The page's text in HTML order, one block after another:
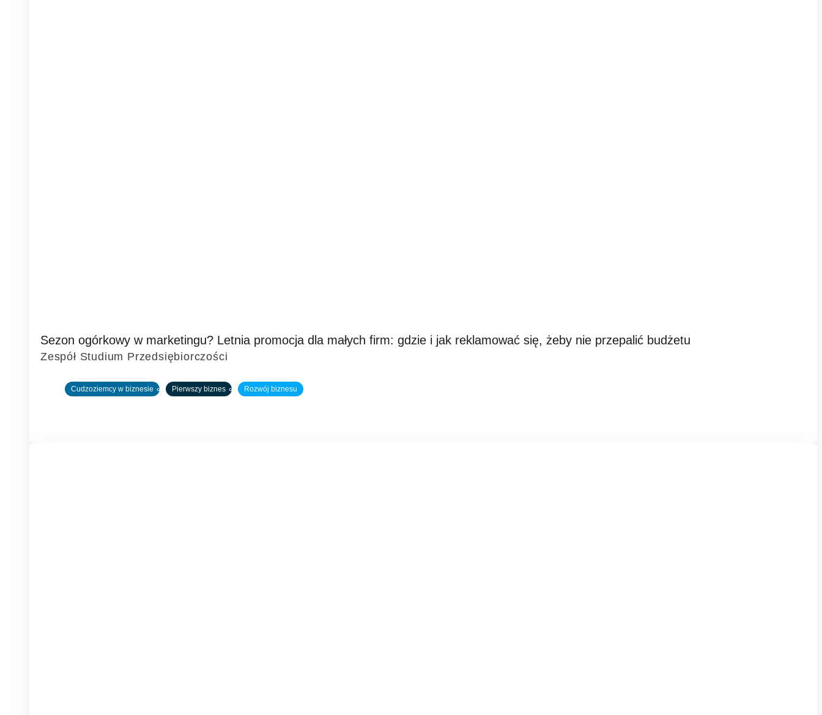
Czytaj
więcej
Sezon ogórkowy w marketingu? Letnia promocja dla małych firm: gdzie i jak reklamować się, żeby nie przepalić budżetu
Zespół Studium Przedsiębiorczości
Cudzoziemcy w biznesie Pierwszy biznes Rozwój biznesu